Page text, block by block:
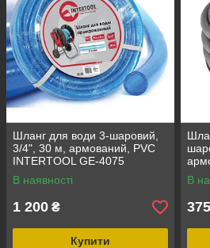
Шланг для води 3-шаровий,
3/4", 30 м, армований, PVC
INTERTOOL GE-4075
В наявності
1 200 ₴
Купити
В
375